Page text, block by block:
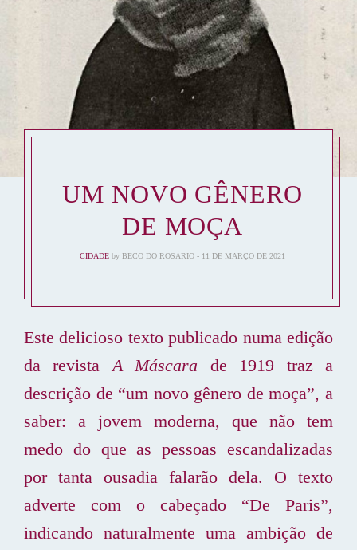
UM NOVO GÊNERO
DE MOÇA
CIDADE by BECO DO ROSÁRIO 11 DE MARÇO DE 2021
Este delicioso texto publicado numa edição
da revistaA Máscara de 1919 traz a
descrição de “um novo gênero de moça”, a
saber: a jovem moderna, que não tem
medo do que as pessoas escandalizadas
por tanta ousadia falarão dela. O texto
adverte com o cabeçado “De Paris”,
indicando naturalmente uma ambição de